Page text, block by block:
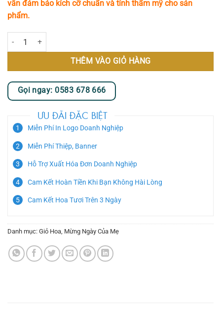
vẫn đảm bảo kích cỡ chuẩn và tính thẩm mỹ cho sản
phẩm.
La Rosa số lượng
THÊM VÀO GIỎ HÀNG
Gọi ngay: 0583 678 666
ƯU ĐÃI ĐẶC BIỆT
Miễn Phí In Logo Doanh Nghiệp
Miễn Phí Thiệp, Banner
Hỗ Trợ Xuất Hóa Đơn Doanh Nghiệp
Cam Kết Hoàn Tiền Khi Bạn Không Hài Lòng
Cam Kết Hoa Tươi Trên 3 Ngày
Danh mục: Giỏ Hoa, Mừng Ngày Của Mẹ